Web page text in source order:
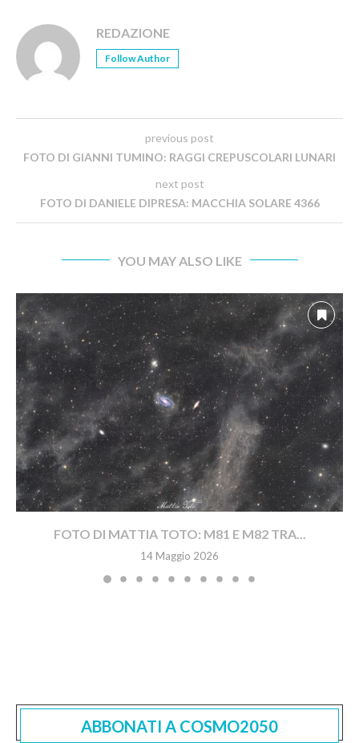
REDAZIONE
Follow Author
previous post
FOTO DI GIANNI TUMINO: RAGGI CREPUSCOLARI LUNARI
next post
FOTO DI DANIELE DIPRESA: MACCHIA SOLARE 4366
YOU MAY ALSO LIKE
FOTO DI MATTIA TOTO: M81 E M82 TRA...
14 Maggio 2026
ABBONATI A COSMO2050